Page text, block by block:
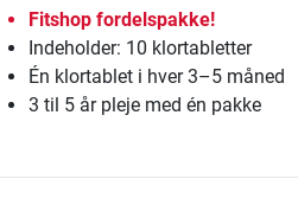
Fitshop fordelspakke!
Indeholder: 10 klortabletter
Én klortablet i hver 3–5 måned
3 til 5 år pleje med én pakke